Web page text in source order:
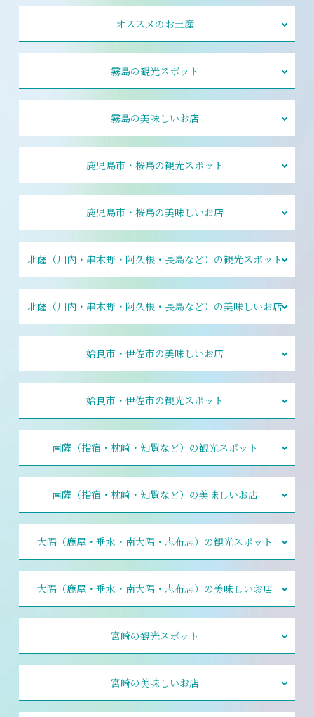
オススメのお土産
霧島の観光スポット
霧島の美味しいお店
鹿児島市・桜島の観光スポット
鹿児島市・桜島の美味しいお店
北薩（川内・串木野・阿久根・長島など）の観光スポット
北薩（川内・串木野・阿久根・長島など）の美味しいお店
姶良市・伊佐市の美味しいお店
姶良市・伊佐市の観光スポット
南薩（指宿・枕崎・知覧など）の観光スポット
南薩（指宿・枕崎・知覧など）の美味しいお店
大隅（鹿屋・垂水・南大隅・志布志）の観光スポット
大隅（鹿屋・垂水・南大隅・志布志）の美味しいお店
宮崎の観光スポット
宮崎の美味しいお店